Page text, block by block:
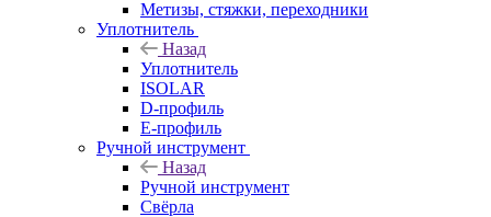
Метизы, стяжки, переходники
Уплотнитель
Назад
Уплотнитель
ISOLAR
D-профиль
Е-профиль
Ручной инструмент
Назад
Ручной инструмент
Свёрла